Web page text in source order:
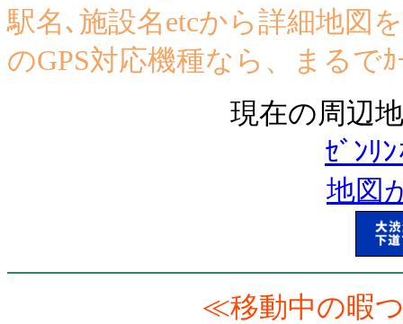
駅名､施設名etcから詳細地図
のGPS対応機種なら、まるで
現在の周辺
ｾﾞﾝﾘ
地図
≪移動中の暇